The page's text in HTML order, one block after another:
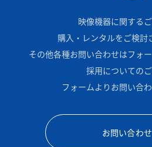
映像機器に関するご
購入・レンタルをご検討
その他各種お問い合わせはフォ
採用についての
フォームよりお問い合わ
お問い合わせ